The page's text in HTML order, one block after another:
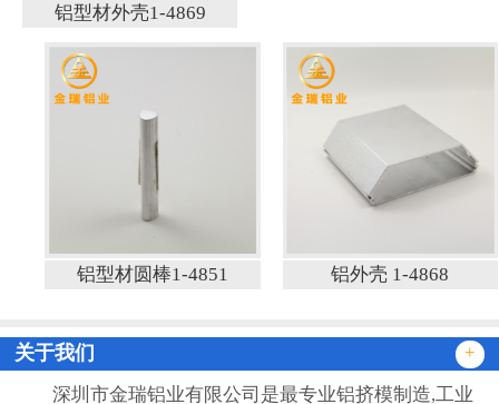
铝型材外壳1-4869
铝型材圆棒1-4851 铝外壳 1-4868
关于我们 +
深圳市金瑞铝业有限公司是最专业铝挤模制造,工业